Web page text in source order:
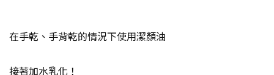
在手乾、手背乾的情況下使用潔顏油
接著加水乳化！